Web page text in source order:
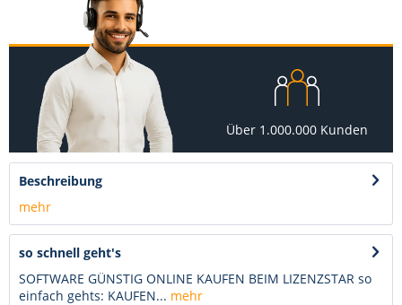
Über 1.000.000 Kunden
Beschreibung
mehr
so schnell geht's
SOFTWARE GÜNSTIG ONLINE KAUFEN BEIM LIZENZSTAR so
einfach gehts: KAUFEN... mehr